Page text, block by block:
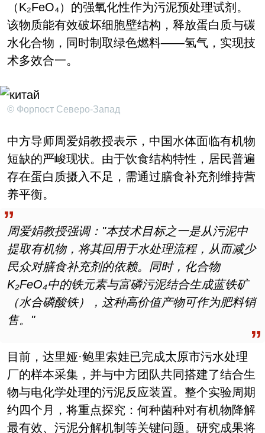
（K₂FeO₄）的强氧化性作为污泥预处理试剂。
该物质能有效破坏细胞壁结构，释放蛋白质与碳
水化合物，同时制取绿色燃料——氢气，实现技
术多效合一。
© Форпост Северо-Запад
中方导师周爱娟教授表示，中国水体面临有机物
短缺的严峻现状。由于饮食结构特性，居民普遍
存在蛋白质摄入不足，需通过膳食补充剂维持营
养平衡。
周爱娟教授强调： "本技术目标之一是从污泥中
提取有机物，将其回用于水处理流程，从而减少
民众对膳食补充剂的依赖。同时，化合物
K₂FeO₄中的铁元素与富磷污泥结合生成蓝铁矿
（水合磷酸铁），这种高价值产物可作为肥料销
售。 "
目前，达里娅·鲍里索娃已完成太原市污水处理
厂的样本采集，并与中方团队共同搭建了结合生
物与电化学处理的污泥反应装置。整个实验周期
约四个月，将重点探究：何种菌种对有机物降解
最有效、污泥分解机制等关键问题。研究成果将